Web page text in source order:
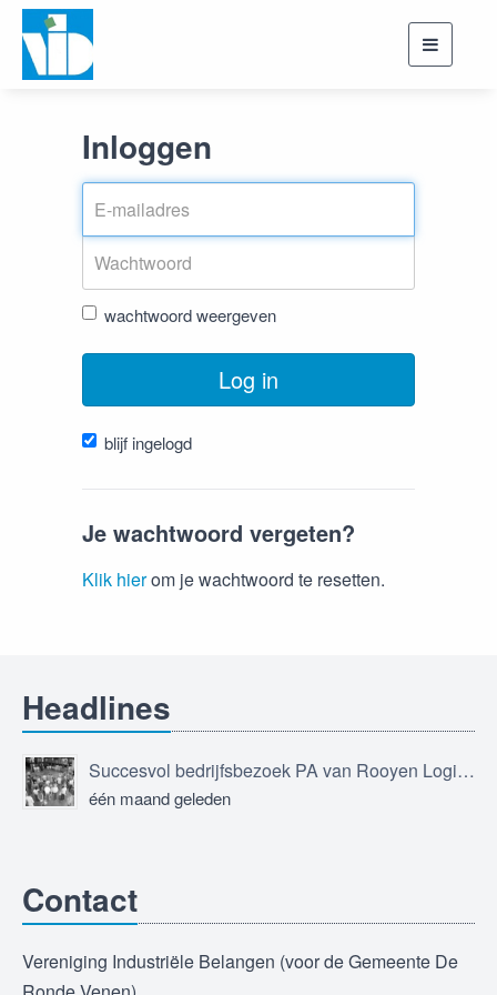
Toggle
Inloggen
wachtwoord weergeven
Log in
blijf ingelogd
Je wachtwoord vergeten?
Klik hierom je wachtwoord te resetten.
Headlines
Succesvol bedrijfsbezoek PA van Rooyen Logistics
één maand geleden
Contact
Vereniging Industriële Belangen (voor de Gemeente De